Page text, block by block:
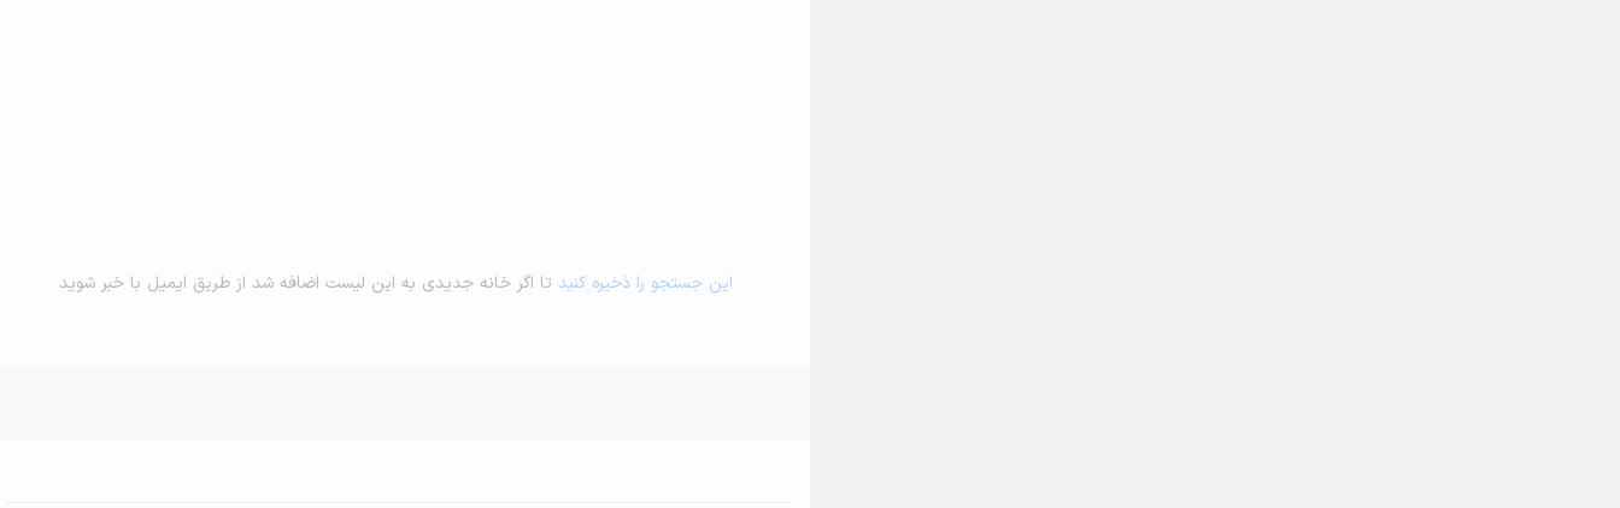
این جستجو را ذخیره کنید تا اگر خانه جدیدی به این لیست اضافه شد از طریق ایمیل با خبر شوید